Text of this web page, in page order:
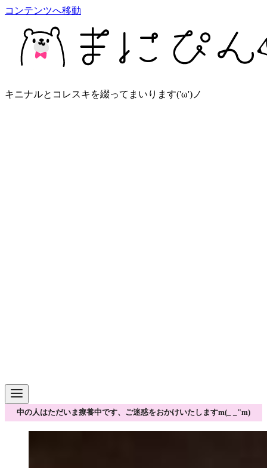
コンテンツへ移動
キニナルとコレスキを綴ってまいります('ω')ノ
中の人はただいま療養中です、ご迷惑をおかけいたしますm(_ _"m)